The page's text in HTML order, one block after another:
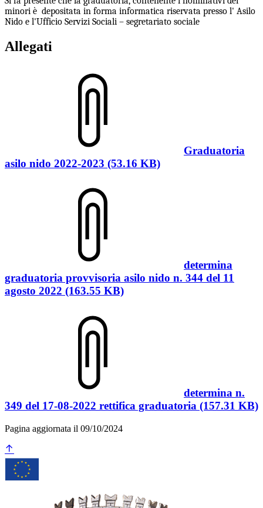
minori è depositata in forma informatica riservata presso l' Asilo
Nido e l'Ufficio Servizi Sociali – segretariato sociale
Allegati
Graduatoria
asilo nido 2022-2023 (53.16 KB)
determina
graduatoria provvisoria asilo nido n. 344 del 11
agosto 2022 (163.55 KB)
determina n.
349 del 17-08-2022 rettifica graduatoria (157.31 KB)
Pagina aggiornata il 09/10/2024